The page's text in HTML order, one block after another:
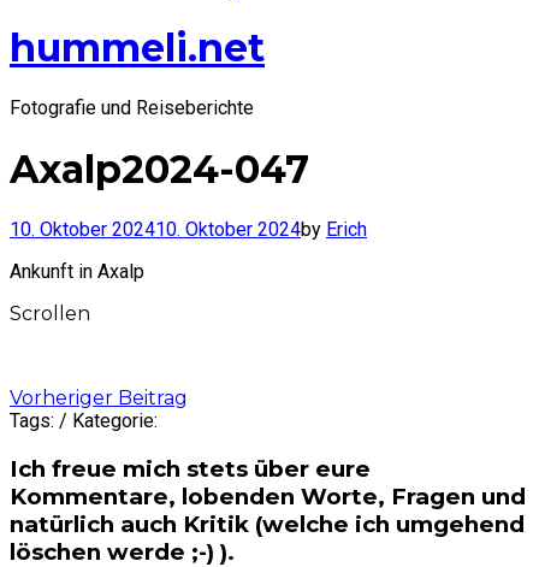
hummeli.net
Fotografie und Reiseberichte
Axalp2024-047
10. Oktober 202410. Oktober 2024by Erich
Ankunft in Axalp
Scrollen
Post
navigation
Vorheriger Beitrag
Tags: / Kategorie:
Ich freue mich stets über eure
Kommentare, lobenden Worte, Fragen und
natürlich auch Kritik (welche ich umgehend
löschen werde ;-) ).